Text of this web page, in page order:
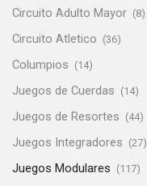
Circuito Adulto Mayor (8)
Circuito Atletico (36)
Columpios (14)
Juegos de Cuerdas (14)
Juegos de Resortes (44)
Juegos Integradores (27)
Juegos Modulares (117)